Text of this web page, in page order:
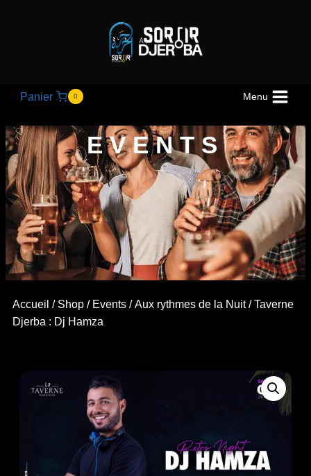
Panier 0 Menu
EVENTS
Accueil / Shop / Events /Aux rythmes de la Nuit/ Taverne
Djerba : Dj Hamza